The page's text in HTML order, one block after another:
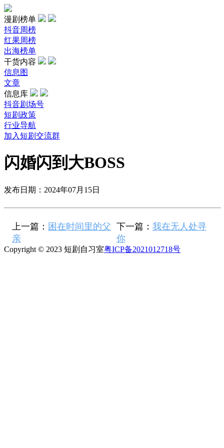
漫剧榜单
抖音周榜
红果周榜
出海榜单
干货内容
信息图
文章
信息库
抖音剧场号
短剧政策
行业导航
加入短剧交流群
闪婚闪到大BOSS
发布日期：2024年07月15日
上一篇： 困在时间里的父
亲
下一篇： 我在无人处寻
你
Copyright © 2023 短剧自习室粤ICP备2021012718号